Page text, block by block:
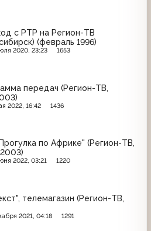
с РТР на Регион-ТВ
(февраль 1996)
2020, 23:23 1653
передач (Регион-ТВ,
2022, 16:42 1436
по Африке" (Регион-ТВ,
2022, 03:21 1220
телемагазин (Регион-ТВ,
2021, 04:18 1291